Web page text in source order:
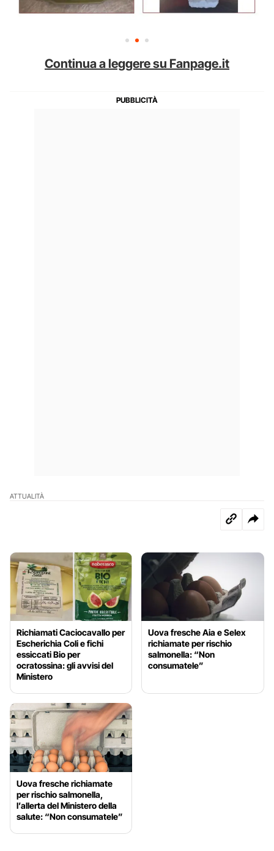
Continua a leggere su Fanpage.it
ATTUALITÀ
Richiamati Caciocavallo per
Escherichia Coli e fichi
essiccati Bio per
ocratossina: gli avvisi del
Ministero
Uova fresche Aia e Selex
richiamate per rischio
salmonella: “Non
consumatele”
Uova fresche richiamate
per rischio salmonella,
l’allerta del Ministero della
salute: “Non consumatele”